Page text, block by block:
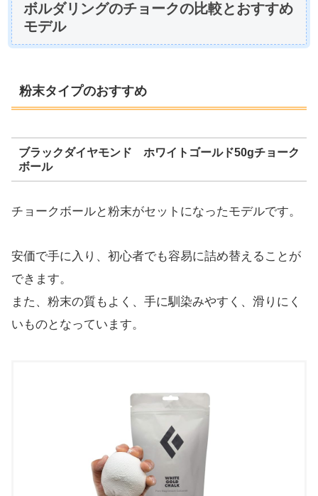
ボルダリングのチョークの比較とおすすめ
モデル
粉末タイプのおすすめ
ブラックダイヤモンド ホワイトゴールド50gチョーク
ボール
チョークボールと粉末がセットになったモデルです。
安価で手に入り、初心者でも容易に詰め替えることが
できます。
また、粉末の質もよく、手に馴染みやすく、滑りにく
いものとなっています。